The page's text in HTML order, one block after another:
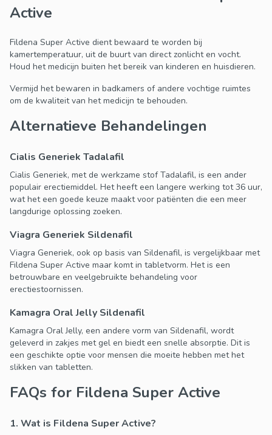
Active
Fildena Super Active dient bewaard te worden bij
kamertemperatuur, uit de buurt van direct zonlicht en vocht.
Houd het medicijn buiten het bereik van kinderen en huisdieren.
Vermijd het bewaren in badkamers of andere vochtige ruimtes
om de kwaliteit van het medicijn te behouden.
Alternatieve Behandelingen
Cialis Generiek Tadalafil
Cialis Generiek, met de werkzame stof Tadalafil, is een ander
populair erectiemiddel. Het heeft een langere werking tot 36 uur,
wat het een goede keuze maakt voor patiënten die een meer
langdurige oplossing zoeken.
Viagra Generiek Sildenafil
Viagra Generiek, ook op basis van Sildenafil, is vergelijkbaar met
Fildena Super Active maar komt in tabletvorm. Het is een
betrouwbare en veelgebruikte behandeling voor
erectiestoornissen.
Kamagra Oral Jelly Sildenafil
Kamagra Oral Jelly, een andere vorm van Sildenafil, wordt
geleverd in zakjes met gel en biedt een snelle absorptie. Dit is
een geschikte optie voor mensen die moeite hebben met het
slikken van tabletten.
FAQs for Fildena Super Active
1. Wat is Fildena Super Active?